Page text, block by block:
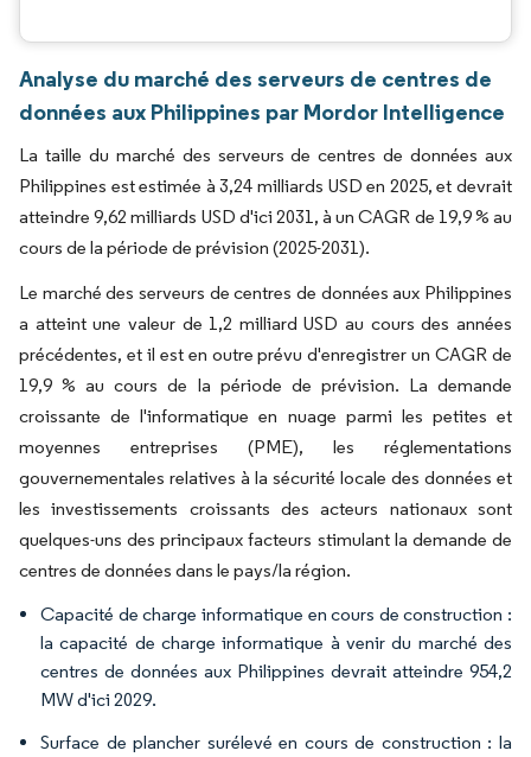
Analyse du marché des serveurs de centres de
données aux Philippines par Mordor Intelligence
La taille du marché des serveurs de centres de données aux
Philippines est estimée à 3,24 milliards USD en 2025, et devrait
atteindre 9,62 milliards USD d'ici 2031, à un CAGR de 19,9 % au
cours de la période de prévision (2025-2031).
Le marché des serveurs de centres de données aux Philippines
a atteint une valeur de 1,2 milliard USD au cours des années
précédentes, et il est en outre prévu d'enregistrer un CAGR de
19,9 % au cours de la période de prévision. La demande
croissante de l'informatique en nuage parmi les petites et
moyennes entreprises (PME), les réglementations
gouvernementales relatives à la sécurité locale des données et
les investissements croissants des acteurs nationaux sont
quelques-uns des principaux facteurs stimulant la demande de
centres de données dans le pays/la région.
Capacité de charge informatique en cours de construction :
la capacité de charge informatique à venir du marché des
centres de données aux Philippines devrait atteindre 954,2
MW d'ici 2029.
Surface de plancher surélevé en cours de construction : la